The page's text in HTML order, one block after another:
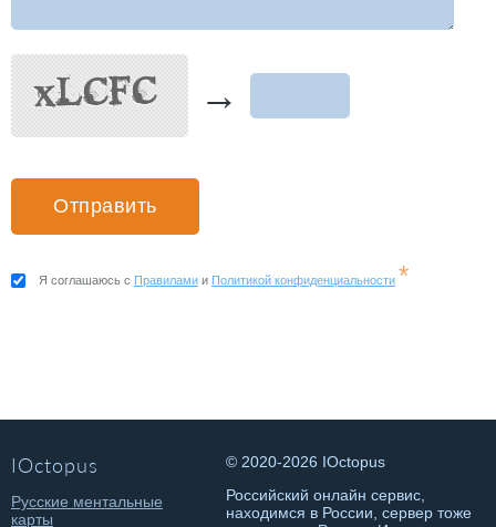
→
Я соглашаюсь с Правилами и Политикой конфиденциальности *
IOctopus
Русские ментальные
карты
© 2020-2026 IOctopus
Российский онлайн сервис,
находимся в России, сервер тоже